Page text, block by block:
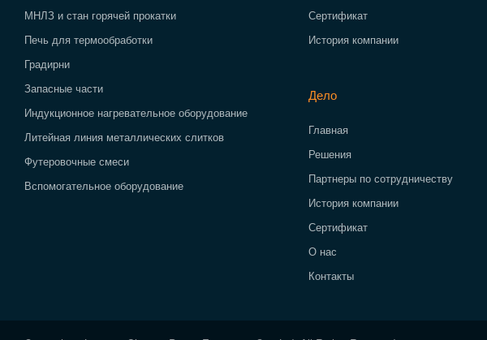
МНЛЗ и стан горячей прокатки
Печь для термообработки
Градирни
Запасные части
Индукционное нагревательное оборудование
Литейная линия металлических слитков
Футеровочные смеси
Вспомогательное оборудование
Сертификат
История компании
Дело
Главная
Решения
Партнеры по сотрудничеству
История компании
Сертификат
О нас
Контакты